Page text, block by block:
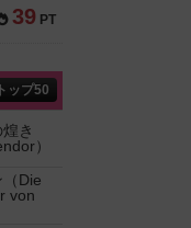
39 PT
トップ50